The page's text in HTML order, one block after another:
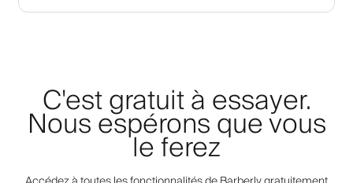
C'est gratuit à essayer.
Nous espérons que vous
le ferez